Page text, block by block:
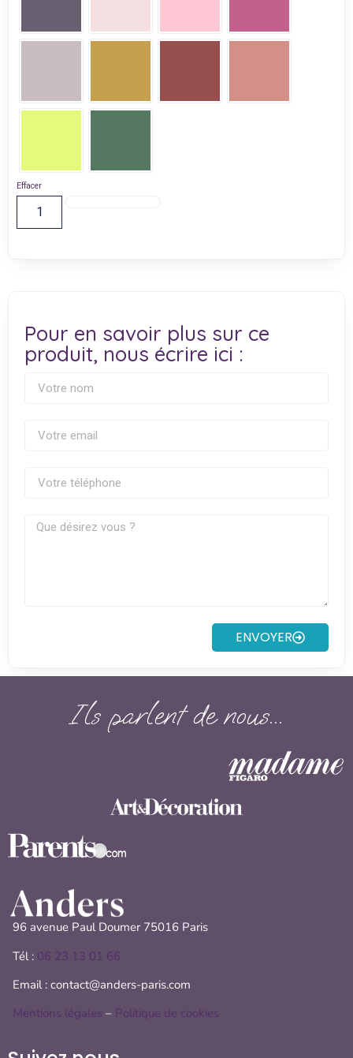
Effacer
Pour en savoir plus sur ce
produit, nous écrire ici :
ENVOYER
Ils parlent de nous...
96 avenue Paul Doumer 75016 Paris
Tél : 06 23 13 01 66
Email : contact@anders-paris.com
Mentions légales – Politique de cookies